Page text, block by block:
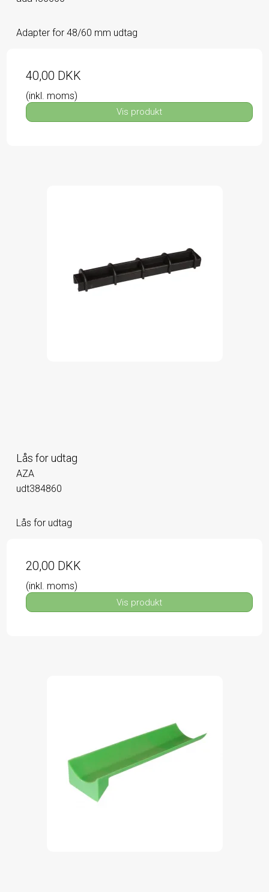
Adapter for 48/60 mm udtag
40,00 DKK
(inkl. moms)
Vis produkt
Lås for udtag
AZA
udt384860
Lås for udtag
20,00 DKK
(inkl. moms)
Vis produkt